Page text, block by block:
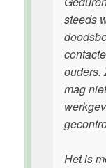
steeds
ouders.
mag
Het is